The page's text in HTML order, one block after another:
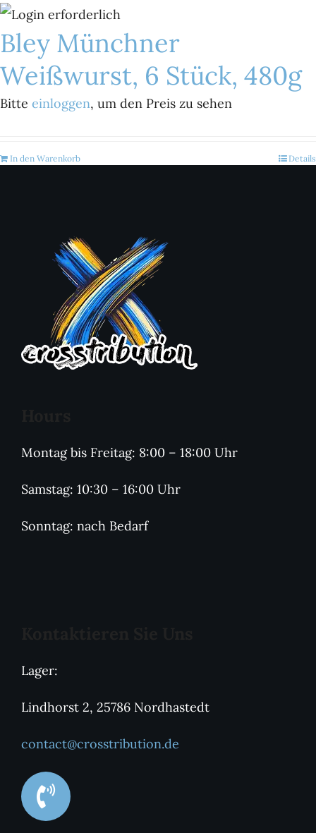
Bley Münchner
Weißwurst, 6 Stück, 480g
Bitte einloggen, um den Preis zu sehen
In den Warenkorb Details
Montag bis Freitag: 8:00 – 18:00 Uhr
Samstag: 10:30 – 16:00 Uhr
Sonntag: nach Bedarf
Lager:
Lindhorst 2, 25786 Nordhastedt
contact@crosstribution.de